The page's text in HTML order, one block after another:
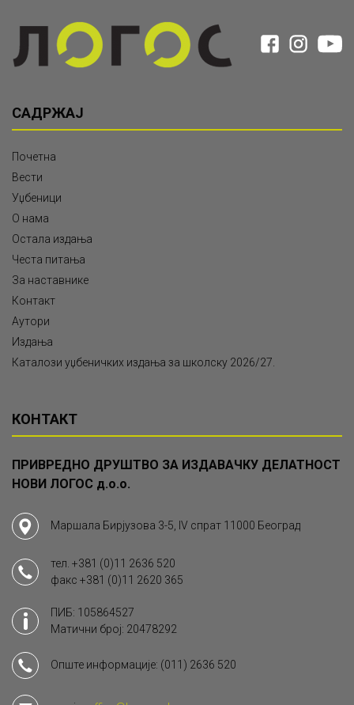
САДРЖАЈ
Почетна
Вести
Уџбеници
О нама
Остала издања
Честа питања
За наставнике
Контакт
Аутори
Издања
Каталози уџбеничких издања за школску 2026/27.
КОНТАКТ
ПРИВРЕДНО ДРУШТВО ЗА ИЗДАВАЧКУ ДЕЛАТНОСТ
НОВИ ЛОГОС д.о.о.
Маршала Бирјузова 3-5, IV спрат 11000 Београд
тел. +381 (0)11 2636 520
факс +381 (0)11 2620 365
ПИБ: 105864527
Матични број: 20478292
Опште информације: (011) 2636 520